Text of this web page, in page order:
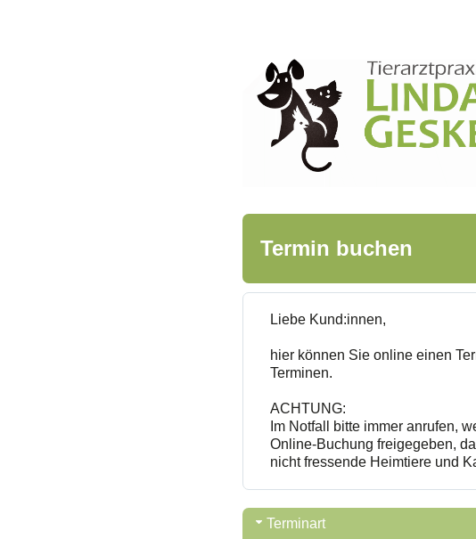
Termin buchen
Liebe Kund:innen,
hier können Sie online einen
Terminen.
ACHTUNG:
Im Notfall bitte immer anrufen,
Online-Buchung freigegeben,
nicht fressende Heimtiere und
Terminart